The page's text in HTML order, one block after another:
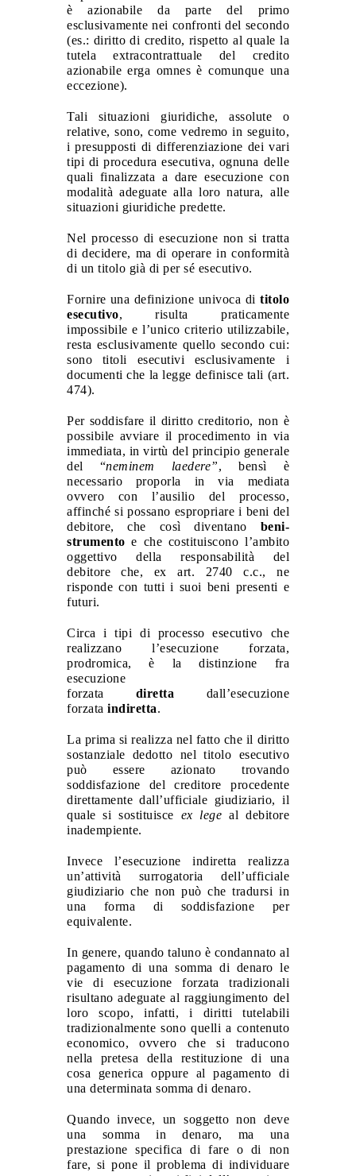
è azionabile da parte del primo
esclusivamente nei confronti del secondo
(es.: diritto di credito, rispetto al quale la
tutela extracontrattuale del credito
azionabile erga omnes è comunque una
eccezione).
Tali situazioni giuridiche, assolute o
relative, sono, come vedremo in seguito,
i presupposti di differenziazione dei vari
tipi di procedura esecutiva, ognuna delle
quali finalizzata a dare esecuzione con
modalità adeguate alla loro natura, alle
situazioni giuridiche predette.
Nel processo di esecuzione non si tratta
di decidere, ma di operare in conformità
di un titolo già di per sé esecutivo.
Fornire una definizione univoca di titolo
esecutivo, risulta praticamente
impossibile e l’unico criterio utilizzabile,
resta esclusivamente quello secondo cui:
sono titoli esecutivi esclusivamente i
documenti che la legge definisce tali (art.
474).
Per soddisfare il diritto creditorio, non è
possibile avviare il procedimento in via
immediata, in virtù del principio generale
del “neminem laedere”, bensì è
necessario proporla in via mediata
ovvero con l’ausilio del processo,
affinché si possano espropriare i beni del
debitore, che così diventano beni-
strumento e che costituiscono l’ambito
oggettivo della responsabilità del
debitore che, ex art. 2740 c.c., ne
risponde con tutti i suoi beni presenti e
futuri.
Circa i tipi di processo esecutivo che
realizzano l’esecuzione forzata,
prodromica, è la distinzione fra
esecuzione
forzata diretta dall’esecuzione
forzata indiretta.
La prima si realizza nel fatto che il diritto
sostanziale dedotto nel titolo esecutivo
può essere azionato trovando
soddisfazione del creditore procedente
direttamente dall’ufficiale giudiziario, il
quale si sostituisce ex lege al debitore
inadempiente.
Invece l’esecuzione indiretta realizza
un’attività surrogatoria dell’ufficiale
giudiziario che non può che tradursi in
una forma di soddisfazione per
equivalente.
In genere, quando taluno è condannato al
pagamento di una somma di denaro le
vie di esecuzione forzata tradizionali
risultano adeguate al raggiungimento del
loro scopo, infatti, i diritti tutelabili
tradizionalmente sono quelli a contenuto
economico, ovvero che si traducono
nella pretesa della restituzione di una
cosa generica oppure al pagamento di
una determinata somma di denaro.
Quando invece, un soggetto non deve
una somma in denaro, ma una
prestazione specifica di fare o di non
fare, si pone il problema di individuare